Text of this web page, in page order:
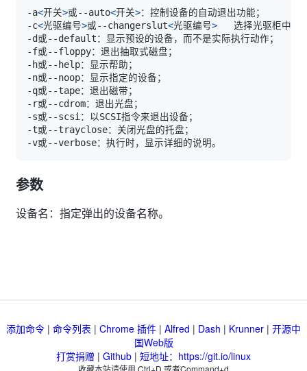
-a<开关>或--auto<开关>
-c<光驱编号>或--changerslut<光驱编号>
参数
设备名：指定弹出的设备名称。
添加命令 | 命令列表 | Chrome 插件 | Alfred | Dash | Krunner | 开源中
国Web版
打赏捐赠 | Github | 短地址：https://git.io/linux
收藏本站请使用 Ctrl+D 或者Command+d